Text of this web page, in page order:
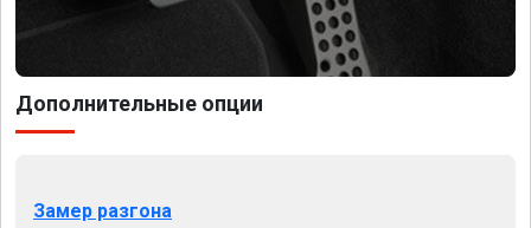
Дополнительные опции
Замер разгона